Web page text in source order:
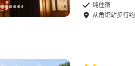
纯住宿
从角馆站步行约